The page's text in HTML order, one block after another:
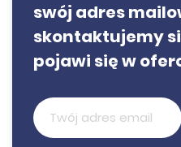
swój adres
skontaktujemy
pojawi się w